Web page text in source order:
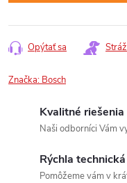
Opýtať sa
Značka: Bosch
Kvalitné riešenia
Naši odborníci Vám
Rýchla
Pomôžeme vám v